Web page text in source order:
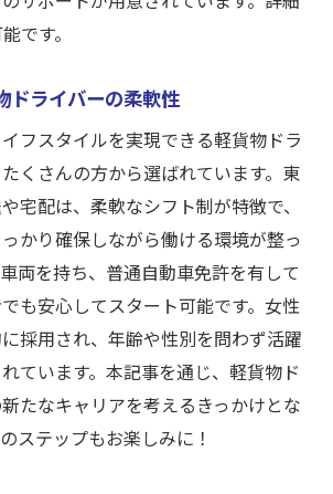
です。
ドライバーの柔軟性
フスタイルを実現できる軽貨物ドラ
くさんの方から選ばれています。東
宅配は、柔軟なシフト制が特徴で、
かり確保しながら働ける環境が整っ
両を持ち、普通自動車免許を有して
も安心してスタート可能です。女性
採用され、年齢や性別を問わず活躍
ています。本記事を通じ、軽貨物ド
たなキャリアを考えるきっかけとな
ステップもお楽しみに！